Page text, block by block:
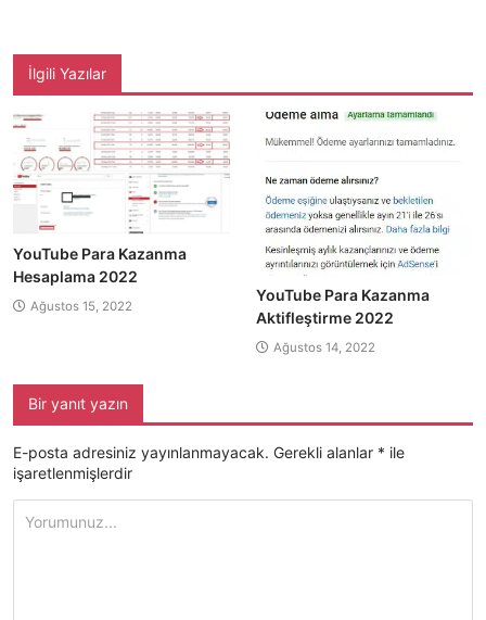
İlgili Yazılar
YouTube Para Kazanma
Hesaplama 2022
Ağustos 15, 2022
YouTube Para Kazanma
Aktifleştirme 2022
Ağustos 14, 2022
Bir yanıt yazın
E-posta adresiniz yayınlanmayacak. Gerekli alanlar * ile
işaretlenmişlerdir